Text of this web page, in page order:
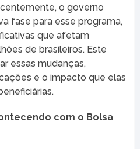
o governo
fase para esse programa,
que afetam
de brasileiros. Este
essas mudanças,
e o impacto que elas
com o Bolsa